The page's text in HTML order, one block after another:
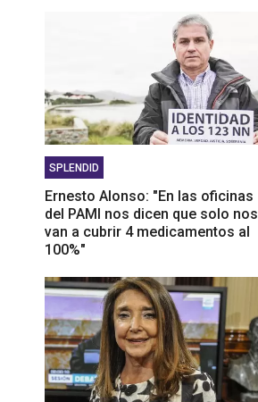
SPLENDID
Ernesto Alonso: "En las oficinas
del PAMI nos dicen que solo nos
van a cubrir 4 medicamentos al
100%"